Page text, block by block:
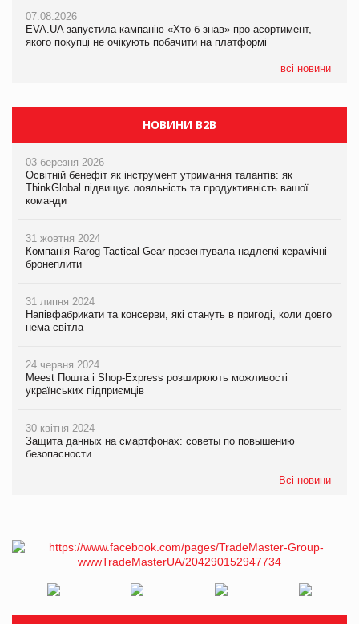
07.08.2026
EVA.UA запустила кампанію «Хто б знав» про асортимент,
якого покупці не очікують побачити на платформі
всі новини
05.08.2026
Мережа супермаркетів VARUS купує мережу магазинів
НОВИНИ B2B
03 березня 2026
Освітній бенефіт як інструмент утримання талантів: як
ThinkGlobal підвищує лояльність та продуктивність вашої
команди
31 жовтня 2024
Компанія Rarog Tactical Gear презентувала надлегкі керамічні
бронеплити
31 липня 2024
Напівфабрикати та консерви, які стануть в пригоді, коли довго
нема світла
24 червня 2024
Meest Пошта і Shop-Express розширюють можливості
українських підприємців
30 квітня 2024
Защита данных на смартфонах: советы по повышению
безопасности
Всі новини